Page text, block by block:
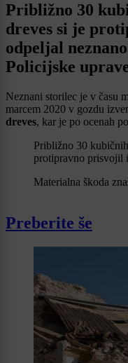
Približno 30
dreves si je
odpeljal
Policijske
Neznani storilec je v času
marcem 2020 v gozdu
dreves, kar je po ocenah
Približno 30
protipravno prisvojil
Materialna škoda
Preberite še